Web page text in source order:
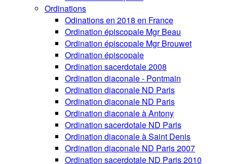
Ordinations
Odinations en 2018 en France
Ordination épiscopale Mgr Beau
Ordination épiscopale Mgr Brouwet
Ordination épiscopale
Ordination sacerdotale 2008
Ordination diaconale - Pontmain
Ordination diaconale ND Paris
Ordination diaconale ND Paris
Ordination diaconale à Antony
Ordination sacerdotale ND Paris
Ordination diaconale à Saint Denis
Ordination diaconale ND Paris 2007
Ordination sacerdotale ND Paris 2010